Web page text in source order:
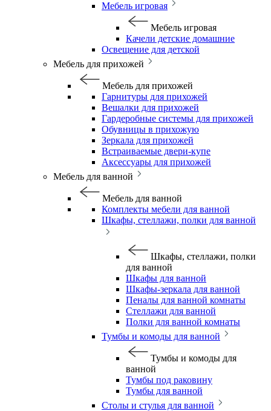
Мебель игровая
Мебель игровая
Качели детские домашние
Освещение для детской
Мебель для прихожей
Мебель для прихожей
Гарнитуры для прихожей
Вешалки для прихожей
Гардеробные системы для прихожей
Обувницы в прихожую
Зеркала для прихожей
Встраиваемые двери-купе
Аксессуары для прихожей
Мебель для ванной
Мебель для ванной
Комплекты мебели для ванной
Шкафы, стеллажи, полки для ванной
Шкафы, стеллажи, полки
для ванной
Шкафы для ванной
Шкафы-зеркала для ванной
Пеналы для ванной комнаты
Стеллажи для ванной
Полки для ванной комнаты
Тумбы и комоды для ванной
Тумбы и комоды для
ванной
Тумбы под раковину
Тумбы для ванной
Столы и стулья для ванной